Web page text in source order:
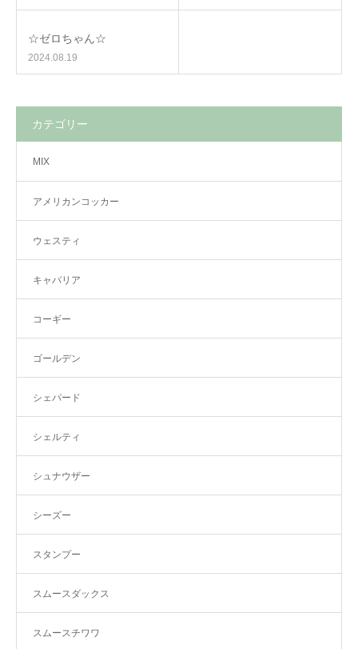
☆ゼロちゃん☆
2024.08.19
カテゴリー
MIX
アメリカンコッカー
ウェスティ
キャバリア
コーギー
ゴールデン
シェパード
シェルティ
シュナウザー
シーズー
スタンプー
スムースダックス
スムースチワワ